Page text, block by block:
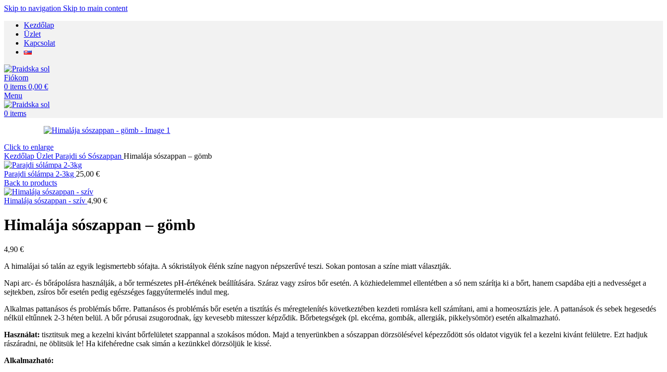
Skip to navigation Skip to main content
Kezdőlap
Üzlet
Kapcsolat
Fiókom
0 items 0,00 €
Menu
0 items
Click to enlarge
Kezdőlap Üzlet Parajdi só Sószappan Himalája sószappan – gömb
Parajdi sólámpa 2-3kg 25,00 €
Back to products
Himalája sószappan - szív 4,90 €
Himalája sószappan – gömb
4,90 €
A himalájai só talán az egyik legismertebb sófajta. A sókristályok élénk színe nagyon népszerűvé teszi. Sokan pontosan a színe miatt választják.
Napi arc- és bőrápolásra használják, a bőr természetes pH-értékének beállítására. Száraz vagy zsíros bőr esetén. A közhiedelemmel ellentétben a só nem szárítja ki a bőrt, hanem csapdába ejti a nedvességet a
sejtekben, zsíros bőr esetén pedig egészséges faggyútermelés indul meg.
Alkalmas pattanásos és problémás bőrre. Pattanásos és problémás bőr esetén a tisztítás és méregtelenítés következtében kezdeti romlásra kell számítani, ami a homeosztázis jele. A pattanások és sebek hegesedés
nélkül eltűnnek 2-3 héten belül. A bőr pórusai zsugorodnak, így kevesebb mitesszer képződik. Bőrbetegségek (pl. ekcéma, gombák, allergiák, pikkelysömör) esetén alkalmazható.
Használat: tisztitsuk meg a kezelni kivánt bőrfelületet szappannal a szokásos módon. Majd a tenyerünkben a sószappan dörzsölésével képezződött sós oldatot vigyük fel a kezelni kivánt felületre. Ezt hadjuk
rászáradni, ne öblitsük le! Ha kifehéredne csak simán a kezünkkel dörzsöljük le kissé.
Alkalmazható: